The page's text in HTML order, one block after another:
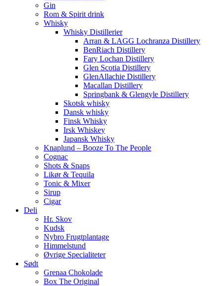
Gin
Rom & Spirit drink
Whisky
Whisky Distillerier
Arran & LAGG Lochranza Distillery
BenRiach Distillery
Fary Lochan Distillery
Glen Scotia Distillery
GlenAllachie Distillery
Macallan Distillery
Springbank & Glengyle Distillery
Skotsk whisky
Dansk whisky
Finsk Whisky
Irsk Whiskey
Japansk Whisky
Knaplund – Booze To The People
Cognac
Shots & Snaps
Likør & Tequila
Tonic & Mixer
Sirup
Cigar
Deli
Hr. Skov
Kudsk
Nybro Frugtplantage
Himmelstund
Øvrige Specialiteter
Sødt
Grenaa Chokolade
Box The Original